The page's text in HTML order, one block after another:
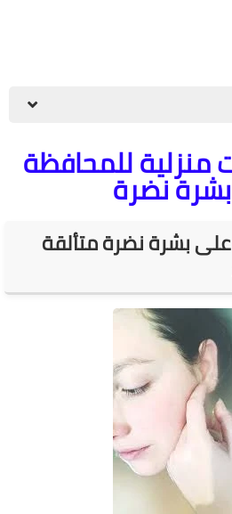
منزلية للمحافظة
نضرة
بشرة نضرة متألقة